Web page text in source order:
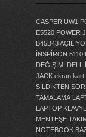
CASPER UW1
E5520 POWER
B45B43
İNSPİRON
DEĞİŞİMİ
DELL
JACK ekran
SİLDİKTEN
TAMALAMA
LAPTOP
MENTEŞE
NOTEBOOK